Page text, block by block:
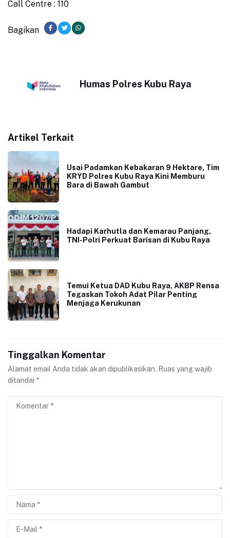
Call Centre : 110
Bagikan
Humas Polres Kubu Raya
Artikel Terkait
Usai Padamkan Kebakaran 9 Hektare, Tim
KRYD Polres Kubu Raya Kini Memburu
Bara di Bawah Gambut
Hadapi Karhutla dan Kemarau Panjang,
TNI-Polri Perkuat Barisan di Kubu Raya
Temui Ketua DAD Kubu Raya, AKBP Rensa
Tegaskan Tokoh Adat Pilar Penting
Menjaga Kerukunan
Tinggalkan Komentar
Alamat email Anda tidak akan dipublikasikan. Ruas yang wajib
ditandai *